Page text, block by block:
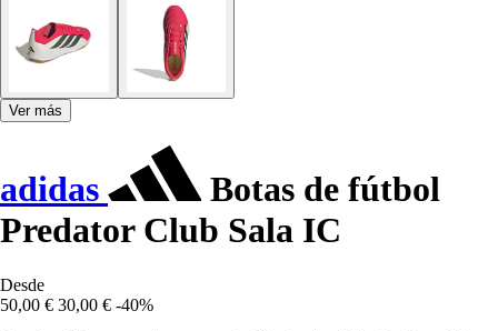
Ver más
adidas
Botas de fútbol
Predator Club Sala IC
Desde
50,00 € 30,00 € -40%